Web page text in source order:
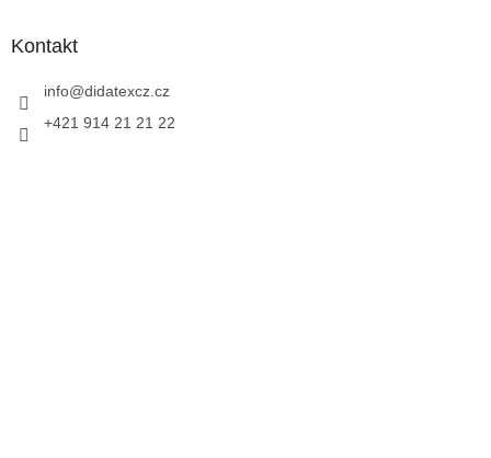
Kontakt
info@didatexcz.cz
+421 914 21 21 22